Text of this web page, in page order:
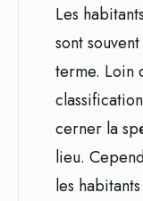
Les
sont
terme. Loin
cerner la
lieu.
les